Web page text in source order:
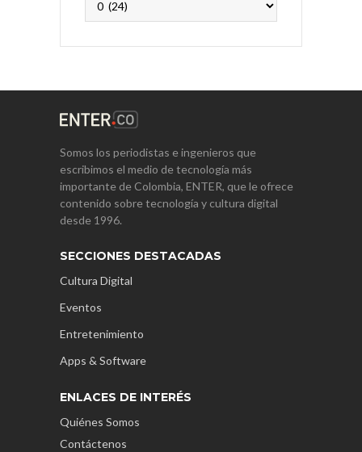
Somos los periodistas e ingenieros que
escribimos el medio de tecnología más
importante de Colombia, ENTER, que le ofrece
contenido sobre tecnología y cultura digital
desde 1996.
SECCIONES DESTACADAS
Cultura Digital
Eventos
Entretenimiento
Apps & Software
ENLACES DE INTERÉS
Quiénes Somos
Contáctenos